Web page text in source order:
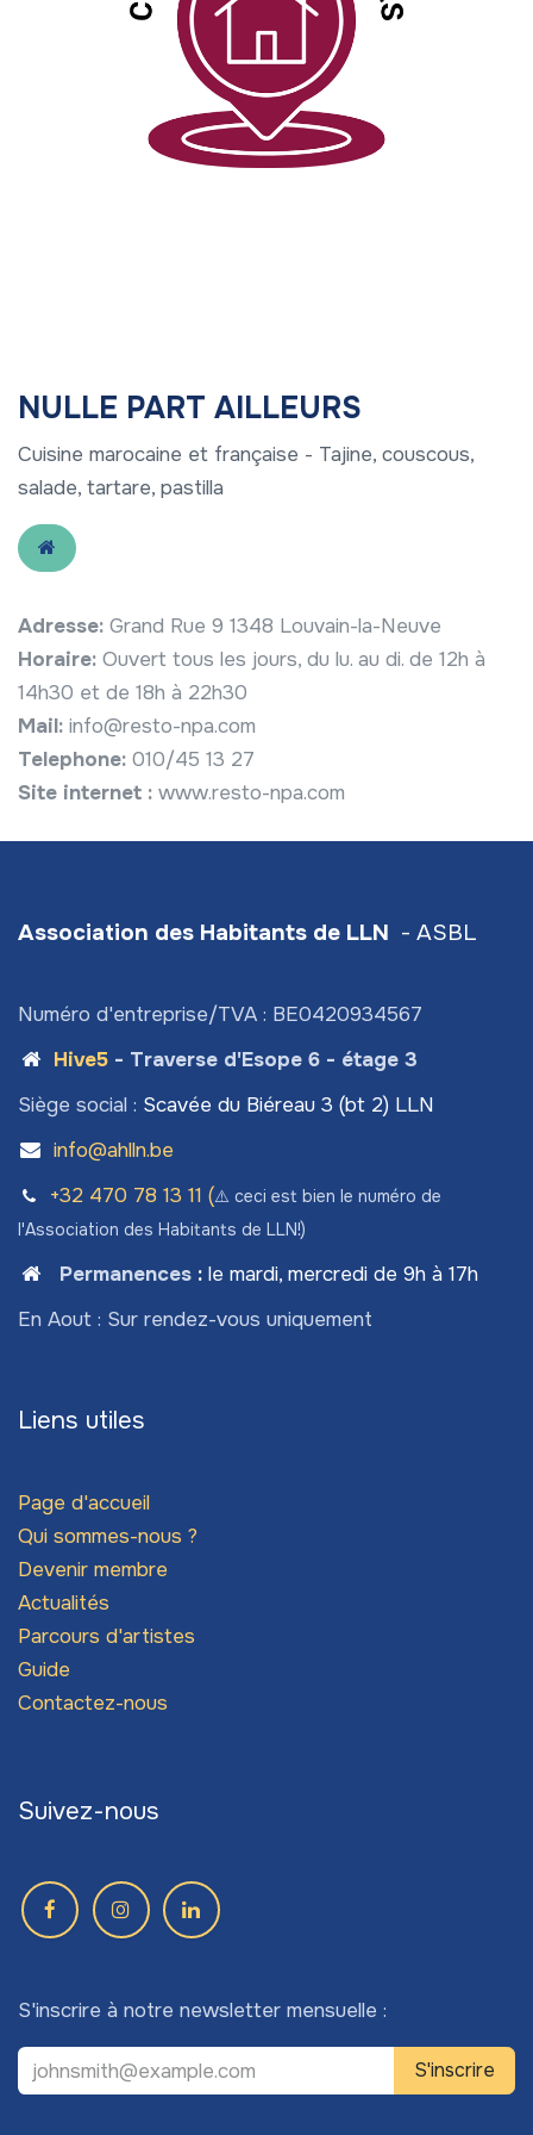
NULLE PART AILLEURS
Cuisine marocaine et française - Tajine, couscous,
salade, tartare, pastilla
Adresse: Grand Rue 9 1348 Louvain-la-Neuve
Horaire: Ouvert tous les jours, du lu. au di. de 12h à
14h30 et de 18h à 22h30
Mail: info@resto-npa.com
Telephone: 010/45 13 27
Site internet : www.resto-npa.com
Association des Habitants de LLN - ASBL
Numéro d'entreprise/TVA : BE0420934567
Hive5- Traverse d'Esope 6 - étage 3
Siège social : Scavée du Biéreau 3 (bt 2) LLN
info@ahlln.be
+32 470 78​ 13 11 (⚠️ ceci est bien le numéro de
l'Association des Habitants de LLN!)
Permanences: le mardi, mercredi de 9h à 17h
En Aout : Sur rendez-vous uniquement
Liens utiles
Page d'accueil
Qui sommes-nous ?
Devenir membre
Actualités
Parcours d'artistes
Guide
Contactez-nous
Suivez-nous
S'inscrire à notre newsletter mensuelle :
S'inscrire